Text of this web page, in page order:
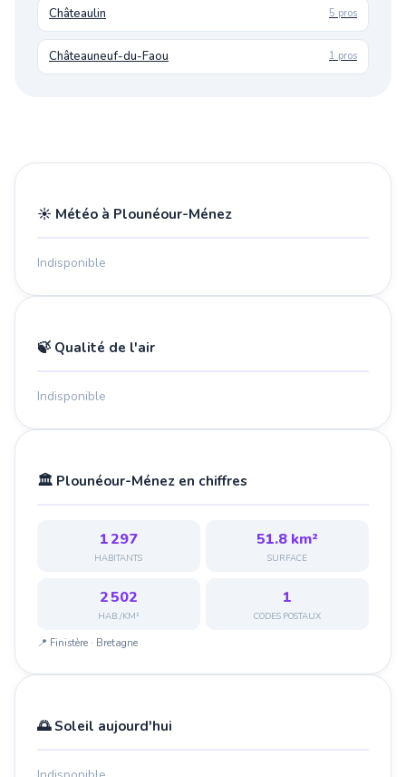
Châteaulin 5 pros
Châteauneuf-du-Faou 1 pros
☀️ Météo à Plounéour-Ménez
Indisponible
🍃 Qualité de l'air
Indisponible
🏛️ Plounéour-Ménez en chiffres
1 297
HABITANTS
51.8 km²
SURFACE
2 502
HAB./KM²
1
CODES POSTAUX
📍 Finistère · Bretagne
🌅 Soleil aujourd'hui